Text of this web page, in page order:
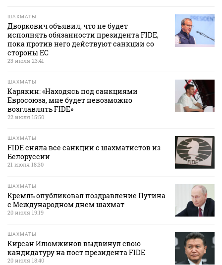
ШАХМАТЫ
Дворкович объявил, что не будет
исполнять обязанности президента FIDE,
пока против него действуют санкции со
стороны ЕС
23 июля 23:41
ШАХМАТЫ
Карякин: «Находясь под санкциями
Евросоюза, мне будет невозможно
возглавлять FIDE»
22 июля 15:50
ШАХМАТЫ
FIDE сняла все санкции с шахматистов из
Белоруссии
21 июля 18:30
ШАХМАТЫ
Кремль опубликовал поздравление Путина
с Международном днем шахмат
20 июля 19:19
ШАХМАТЫ
Кирсан Илюмжинов выдвинул свою
кандидатуру на пост президента FIDE
20 июля 18:40